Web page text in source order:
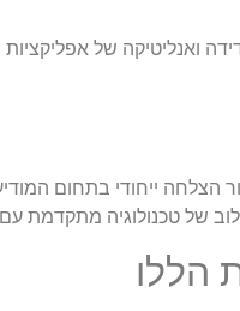
מייצגת סיפור הצלחה ייחודי
הללו